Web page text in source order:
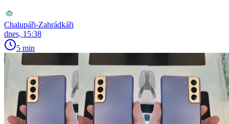
Chalupáři-Zahrádkáři
dnes, 15:38
5 min